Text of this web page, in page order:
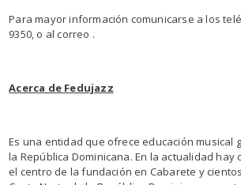
Para mayor información comunicarse a los
9350, o al correo .
Acerca de Fedujazz
Es una entidad que ofrece educación musical
la República Dominicana. En la actualidad hay
el centro de la fundación en Cabarete y